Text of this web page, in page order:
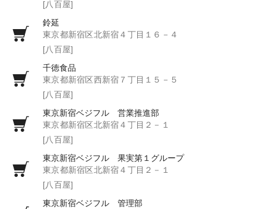
[八百屋]
鈴延
東京都新宿区北新宿４丁目１６－４
[八百屋]
千徳食品
東京都新宿区西新宿７丁目１５－５
[八百屋]
東京新宿ベジフル 営業推進部
東京都新宿区北新宿４丁目２－１
[八百屋]
東京新宿ベジフル 果実第１グループ
東京都新宿区北新宿４丁目２－１
[八百屋]
東京新宿ベジフル 管理部